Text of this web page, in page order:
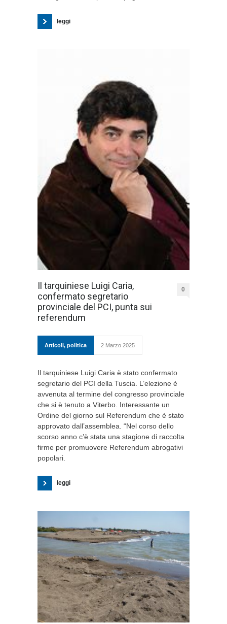
leggi
Il tarquiniese Luigi Caria,
confermato segretario
provinciale del PCI, punta sui
referendum
0
Articoli, politica 2 Marzo 2025
Il tarquiniese Luigi Caria è stato confermato
segretario del PCI della Tuscia. L’elezione è
avvenuta al termine del congresso provinciale
che si è tenuto a Viterbo. Interessante un
Ordine del giorno sul Referendum che è stato
approvato dall’assemblea. “Nel corso dello
scorso anno c’è stata una stagione di raccolta
firme per promuovere Referendum abrogativi
popolari.
leggi